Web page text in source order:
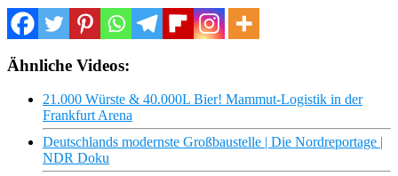
Ähnliche Videos:
21.000 Würste & 40.000L Bier! Mammut-Logistik in der
Frankfurt Arena
Deutschlands modernste Großbaustelle | Die Nordreportage |
NDR Doku